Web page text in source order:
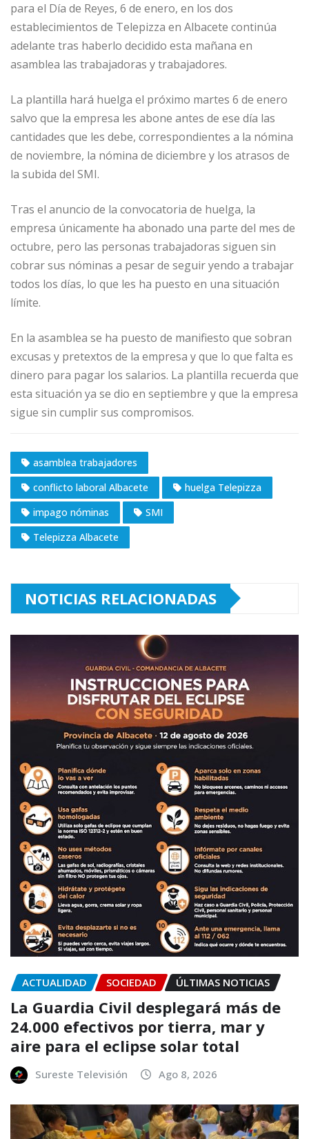
para el Día de Reyes, 6 de enero, en los dos
establecimientos de Telepizza en Albacete continúa
adelante tras haberlo decidido esta mañana en
asamblea las trabajadoras y trabajadores.
La plantilla hará huelga el próximo martes 6 de enero
salvo que la empresa les abone antes de ese día las
cantidades que les debe, correspondientes a la nómina
de noviembre, la nómina de diciembre y los atrasos de
la subida del SMI.
Tras el anuncio de la convocatoria de huelga, la
empresa únicamente ha abonado una parte del mes de
octubre, pero las personas trabajadoras siguen sin
cobrar sus nóminas a pesar de seguir yendo a trabajar
todos los días, lo que les ha puesto en una situación
límite.
En la asamblea se ha puesto de manifiesto que sobran
excusas y pretextos de la empresa y que lo que falta es
dinero para pagar los salarios. La plantilla recuerda que
esta situación ya se dio en septiembre y que la empresa
sigue sin cumplir sus compromisos.
asamblea trabajadores
conflicto laboral Albacete
huelga Telepizza
impago nóminas
SMI
Telepizza Albacete
NOTICIAS RELACIONADAS
ACTUALIDAD SOCIEDAD ÚLTIMAS NOTICIAS
La Guardia Civil desplegará más de
24.000 efectivos por tierra, mar y
aire para el eclipse solar total
Sureste Televisión Ago 8, 2026